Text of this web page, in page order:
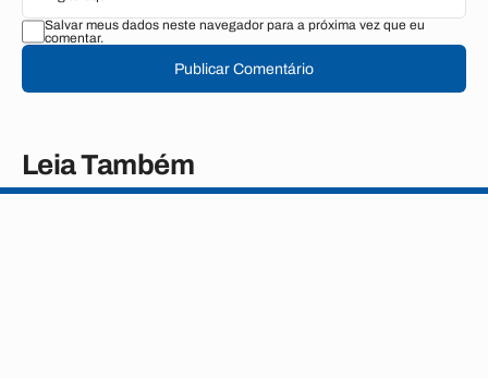
Salvar meus dados neste navegador para a próxima vez que eu
comentar.
Publicar Comentário
Leia Também